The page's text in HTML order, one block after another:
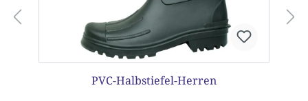
PVC-Halbstiefel-Herren